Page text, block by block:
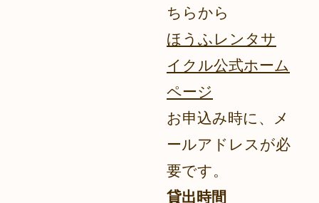
ちらから
ほうふレンタサ
イクル公式ホーム
ページ
お申込み時に、メ
ールアドレスが必
要です。
貸出時間